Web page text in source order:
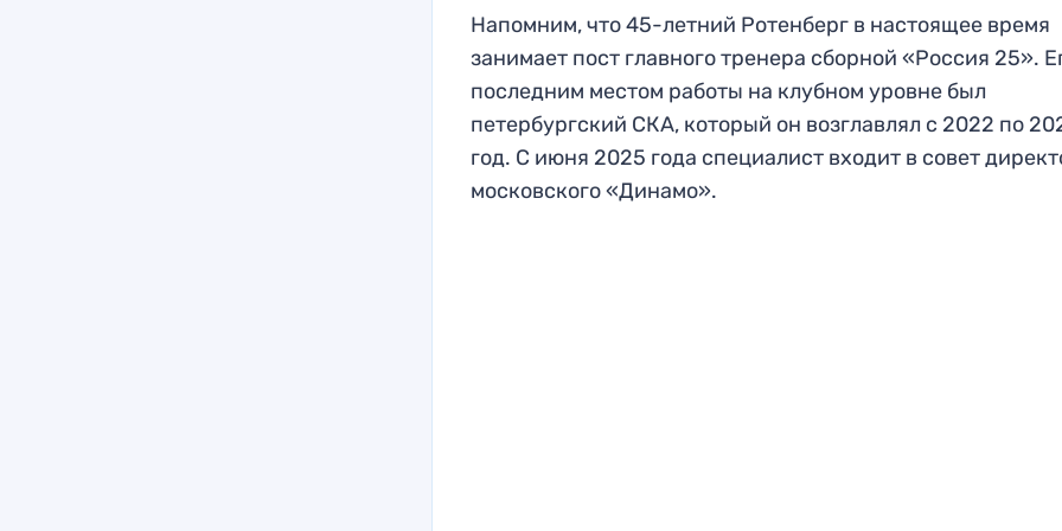
Напомним, что 45-летний Ротенберг в настоящее время
занимает пост главного тренера сборной «Россия 25».
последним местом работы на клубном уровне был
петербургский СКА, который он возглавлял с 2022 по
год. С июня 2025 года специалист входит в совет
московского «Динамо».